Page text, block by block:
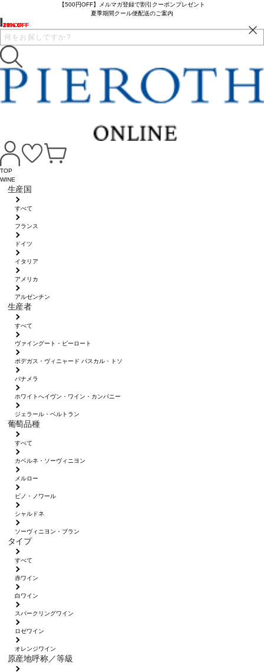
【500円OFF】メルマガ登録で割引クーポンプレゼント
夏季期間クール便配送のご案内
TOP
WINE
生産国
すべて
フランス
ドイツ
イタリア
アメリカ
アルゼンチン
生産者
すべて
ヴァイングート・ピーロート
ボデガス・ヴィニャード パスカル・トソ
パナメラ
ホワイトへイヴン・ワイン・カンパニー
ジェラール・ベルトラン
葡萄品種
すべて
カベルネ・ソーヴィニヨン
メルロー
ピノ・ノワール
シャルドネ
ソーヴィニヨン・ブラン
タイプ
すべて
赤ワイン
白ワイン
スパークリングワイン
ロゼワイン
オレンジワイン
原産地呼称／等級
7% OFF
23% OFF
20% OFF
27% OFF
1% OFF
16% OFF
43% OFF